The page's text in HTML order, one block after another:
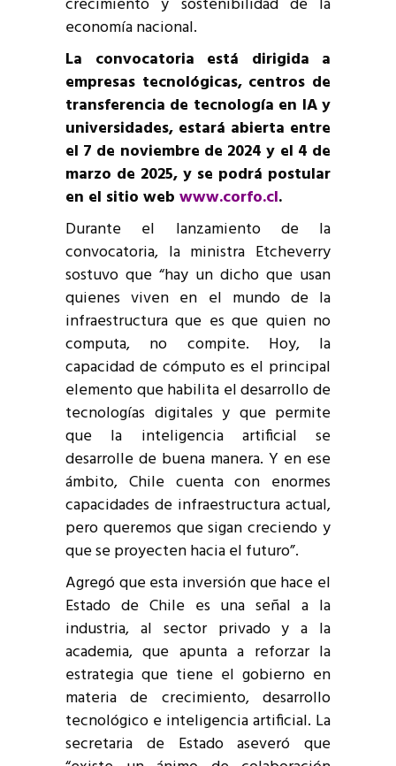
economía nacional.
La convocatoria está dirigida a
empresas tecnológicas, centros de
transferencia de tecnología en IA y
universidades, estará abierta entre
el 7 de noviembre de 2024 y el 4 de
marzo de 2025, y se podrá postular
en el sitio web www.corfo.cl.
Durante el lanzamiento de la
convocatoria, la ministra Etcheverry
sostuvo que “hay un dicho que usan
quienes viven en el mundo de la
infraestructura que es que quien no
computa, no compite. Hoy, la
capacidad de cómputo es el principal
elemento que habilita el desarrollo de
tecnologías digitales y que permite
que la inteligencia artificial se
desarrolle de buena manera. Y en ese
ámbito, Chile cuenta con enormes
capacidades de infraestructura actual,
pero queremos que sigan creciendo y
que se proyecten hacia el futuro”.
Agregó que esta inversión que hace el
Estado de Chile es una señal a la
industria, al sector privado y a la
academia, que apunta a reforzar la
estrategia que tiene el gobierno en
materia de crecimiento, desarrollo
tecnológico e inteligencia artificial. La
secretaria de Estado aseveró que